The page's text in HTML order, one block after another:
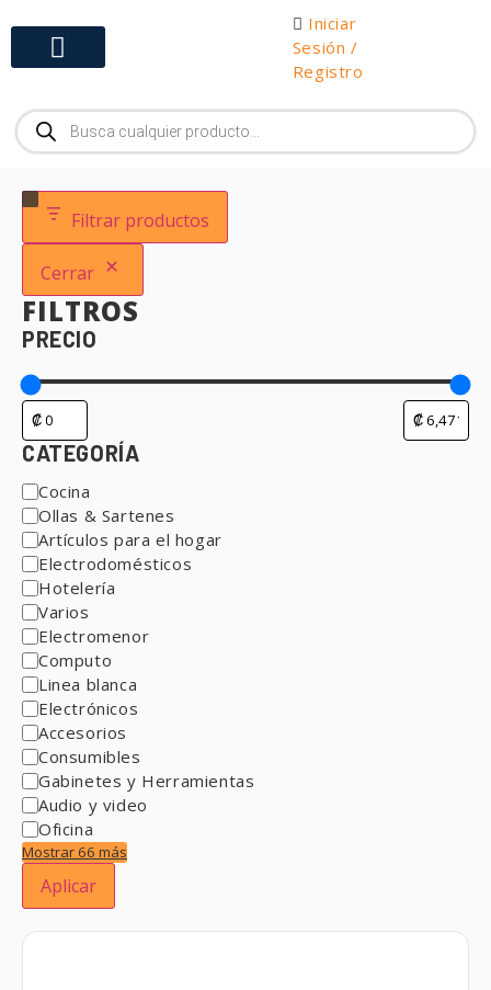
Iniciar
Sesión /
Registro
Filtrar productos
Cerrar
FILTROS
PRECIO
CATEGORÍA
Cocina
Ollas & Sartenes
Artículos para el hogar
Electrodomésticos
Hotelería
Varios
Electromenor
Computo
Linea blanca
Electrónicos
Accesorios
Consumibles
Gabinetes y Herramientas
Audio y video
Oficina
Mostrar 66 más
Aplicar